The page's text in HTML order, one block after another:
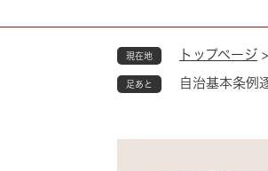
ごみ・衛生・動物
学校
現在地 トップページ >
足あと 自治基本条例